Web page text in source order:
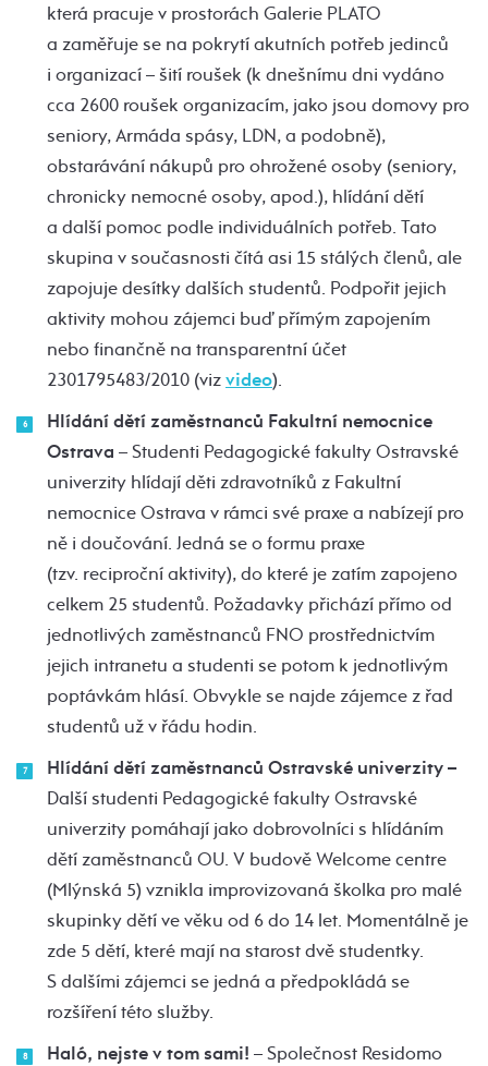
která pracuje v prostorách Galerie PLATO
a zaměřuje se na pokrytí akutních potřeb jedinců
i organizací – šití roušek (k dnešnímu dni vydáno
cca 2600 roušek organizacím, jako jsou domovy pro
seniory, Armáda spásy, LDN, a podobně),
obstarávání nákupů pro ohrožené osoby (seniory,
chronicky nemocné osoby, apod.), hlídání dětí
a další pomoc podle individuálních potřeb. Tato
skupina v současnosti čítá asi 15 stálých členů, ale
zapojuje desítky dalších studentů. Podpořit jejich
aktivity mohou zájemci buď přímým zapojením
nebo finančně na transparentní účet
2301795483/2010 (vizvideo).
Hlídání dětí zaměstnanců Fakultní nemocnice
Ostrava – Studenti Pedagogické fakulty Ostravské
univerzity hlídají děti zdravotníků z Fakultní
nemocnice Ostrava v rámci své praxe a nabízejí pro
ně i doučování. Jedná se o formu praxe
(tzv. reciproční aktivity), do které je zatím zapojeno
celkem 25 studentů. Požadavky přichází přímo od
jednotlivých zaměstnanců FNO prostřednictvím
jejich intranetu a studenti se potom k jednotlivým
poptávkám hlásí. Obvykle se najde zájemce z řad
studentů už v řádu hodin.
Hlídání dětí zaměstnanců Ostravské univerzity –
Další studenti Pedagogické fakulty Ostravské
univerzity pomáhají jako dobrovolníci s hlídáním
dětí zaměstnanců OU. V budově Welcome centre
(Mlýnská 5) vznikla improvizovaná školka pro malé
skupinky dětí ve věku od 6 do 14 let. Momentálně je
zde 5 dětí, které mají na starost dvě studentky.
S dalšími zájemci se jedná a předpokládá se
rozšíření této služby.
Haló, nejste v tom sami! – Společnost Residomo